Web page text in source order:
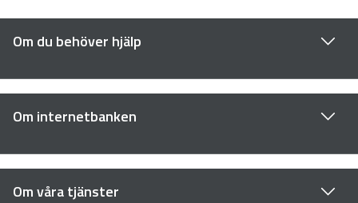
Om du behöver hjälp
Om internetbanken
Om våra tjänster